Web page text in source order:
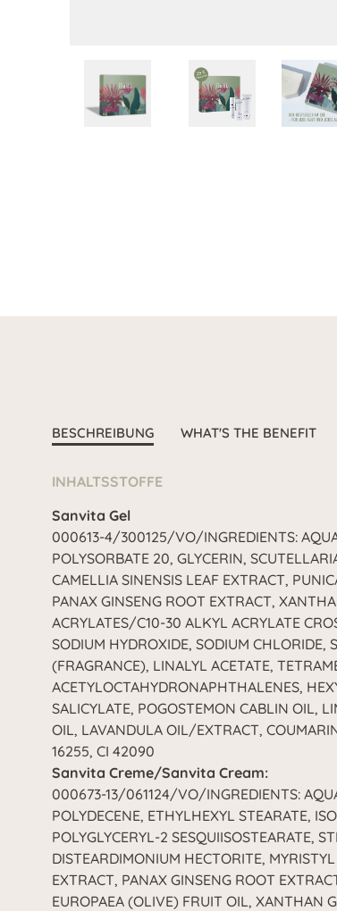
BESCHREIBUNG WHAT'S THE BENEFIT
INHALTSSTOFFE
Sanvita Gel
000613-4/300125/VO/INGREDIENTS:
POLYSORBATE 20, GLYCERIN,
CAMELLIA SINENSIS LEAF EXTRACT,
PANAX GINSENG ROOT EXTRACT,
ACRYLATES/C10-30 ALKYL ACRYLATE
SODIUM HYDROXIDE, SODIUM CHLORIDE,
(FRAGRANCE), LINALYL ACETATE,
ACETYLOCTAHYDRONAPHTHALENES,
SALICYLATE, POGOSTEMON CABLIN OIL,
OIL, LAVANDULA OIL/EXTRACT,
16255, CI 42090
Sanvita Creme/Sanvita Cream:
000673-13/061124/VO/INGREDIENTS:
POLYDECENE, ETHYLHEXYL STEARATE,
POLYGLYCERYL-2 SESQUIISOSTEARATE,
DISTEARDIMONIUM HECTORITE,
EXTRACT, PANAX GINSENG ROOT
EUROPAEA (OLIVE) FRUIT OIL, XANTHAN